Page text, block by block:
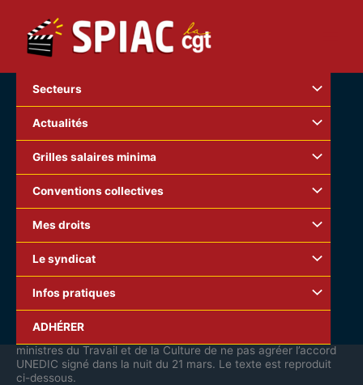
contenu
Secteurs
Actualités
Grilles salaires minima
Conventions collectives
Mes droits
Le syndicat
Infos pratiques
ADHÉRER
ministres du Travail et de la Culture de ne pas agréer l’accord
UNEDIC signé dans la nuit du 21 mars. Le texte est reproduit
ci-dessous.